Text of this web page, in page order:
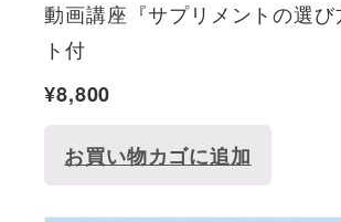
動画講座『サプリメントの選び
ト付
¥8,800
お買い物カゴに追加